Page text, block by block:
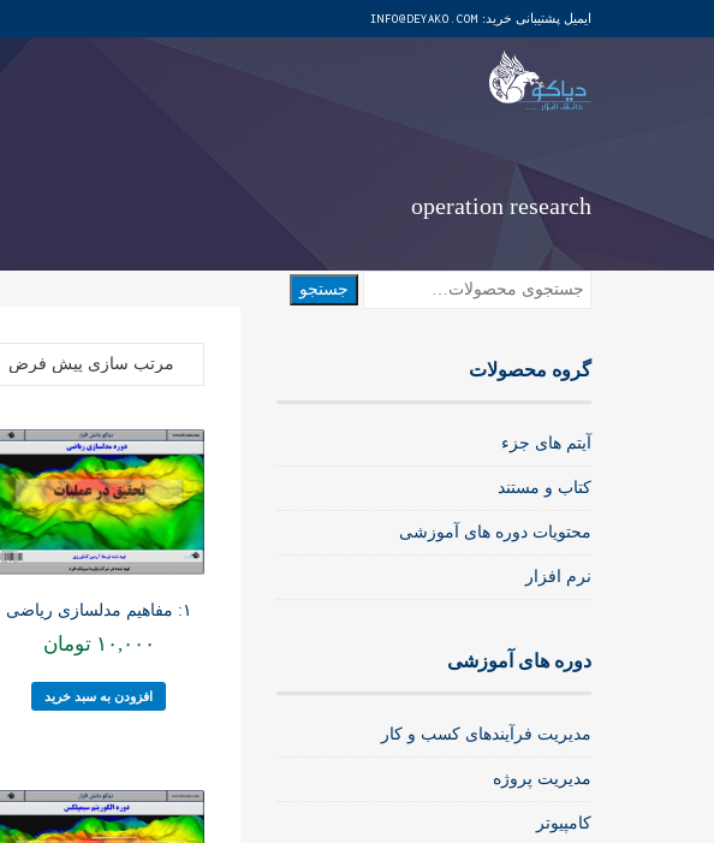
ایمیل پشتیبانی خرید: INFO@DEYAKO.COM
operation research
جستجو
گروه محصولات
آیتم های جزء
کتاب و مستند
محتویات دوره های آموزشی
نرم افزار
دوره های آموزشی
مدیریت فرآیندهای کسب و کار
مدیریت پروژه
کامپیوتر
۱: مفاهیم مدلسازی ریاضی
۱۰,۰۰۰ تومان
افزودن به سبد خرید